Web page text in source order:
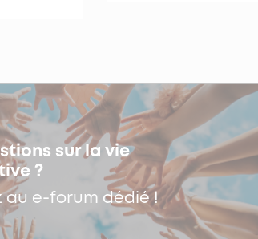
sur la vie
?
au e-forum dédié !